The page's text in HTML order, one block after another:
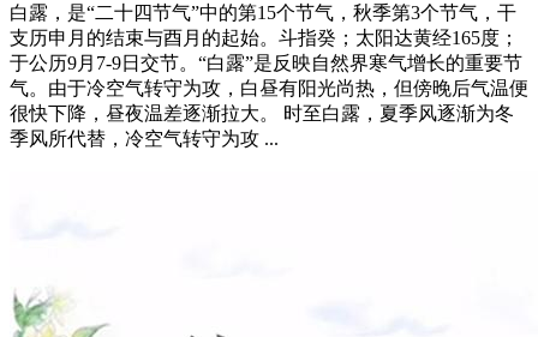
白露，是“二十四节气”中的第15个节气，秋季第3个节气，干
支历申月的结束与酉月的起始。斗指癸；太阳达黄经165度；
于公历9月7-9日交节。“白露”是反映自然界寒气增长的重要节
气。由于冷空气转守为攻，白昼有阳光尚热，但傍晚后气温便
很快下降，昼夜温差逐渐拉大。 时至白露，夏季风逐渐为冬
季风所代替，冷空气转守为攻 ...